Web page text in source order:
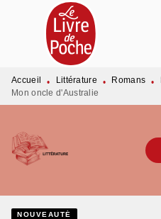
MENU RECHERCHE
PIED DE PAGE
Accueil • Littérature • Romans •
Mon oncle d'Australie
NOUVEAUTÉ